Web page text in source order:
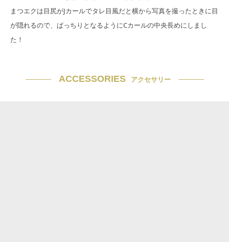
まつエクは目尻がJカールでタレ目風だと横から写真を撮ったときに目
が隠れるので、ぱっちりとなるようにCカールの中央長めにしまし
た！
ACCESSORIES アクセサリー